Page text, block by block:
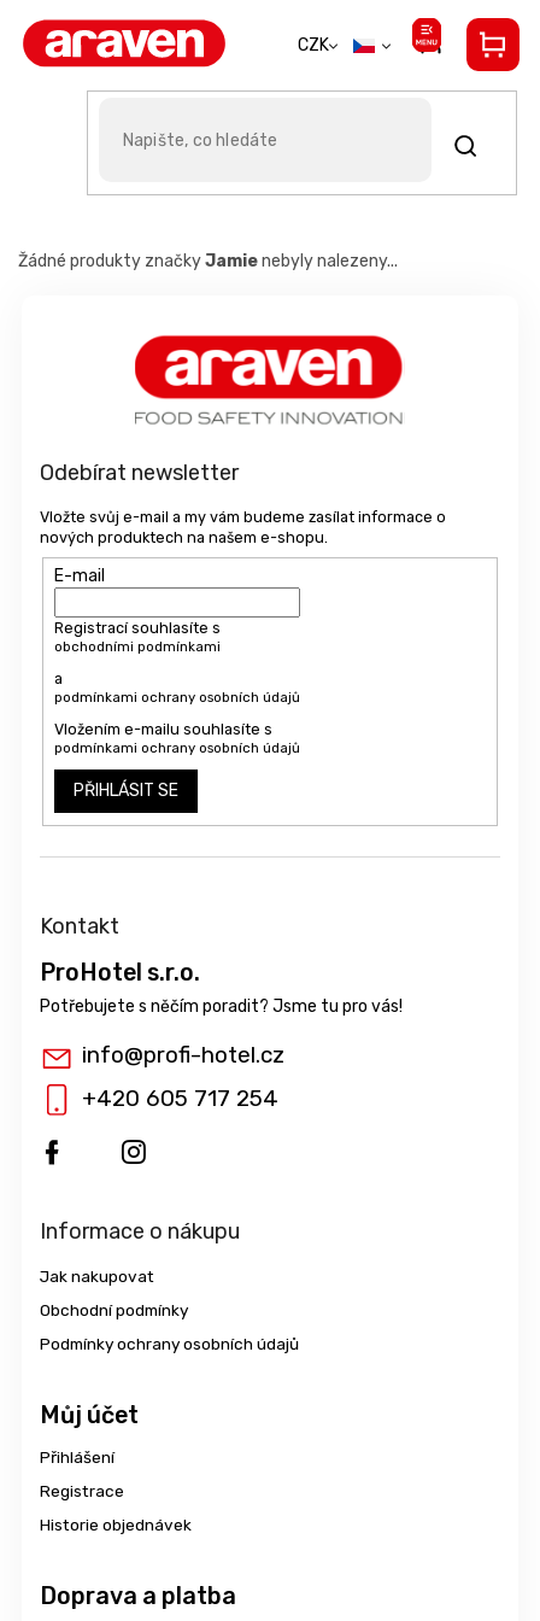
obsah
CZK
Jamie
Žádné produkty značkyJamienebyly nalezeny...
Odebírat newsletter
Vložte svůj e-mail a my vám budeme zasílat informace o
nových produktech na našem e-shopu.
E-mail
Registrací souhlasíte s
obchodními podmínkami
a
podmínkami ochrany osobních údajů
Vložením e-mailu souhlasíte s
podmínkami ochrany osobních údajů
PŘIHLÁSIT SE
Kontakt
ProHotel s.r.o.
info@profi-hotel.cz
+420 605 717 254
Informace o nákupu
Jak nakupovat
Obchodní podmínky
Podmínky ochrany osobních údajů
Můj účet
Přihlášení
Registrace
Historie objednávek
Doprava a platba